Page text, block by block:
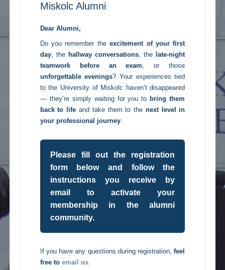
Miskolc Alumni
Dear Alumni,
Do you remember theexcitement of your first
day, the hallway conversations, the
late-night
teamwork before an exam, or those
unforgettable evenings? Your experiences tied
to the University of Miskolc haven’t disappeared
— they’re simply waiting for you to bring them
back to life and take them to the next level in
your professional journey.
Please fill out the registration
form below and follow the
instructions you receive by
email to activate your
membership in the alumni
community.
If you have any questions during registration,feel
free to email us.